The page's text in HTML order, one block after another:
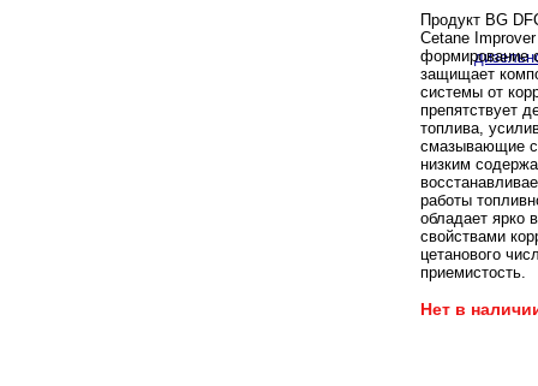
Продукт BG
Cetane
формирование
защищает
системы от
препятствует
топлива,
смазывающие
низким
работы
обладает ярко
свойствами
цетанового
приемистость.
Нет в